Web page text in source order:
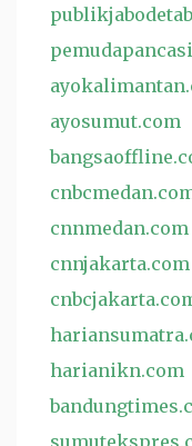
ayosumut.com
cnnmedan.com
cnnjakarta.com
harianikn.com